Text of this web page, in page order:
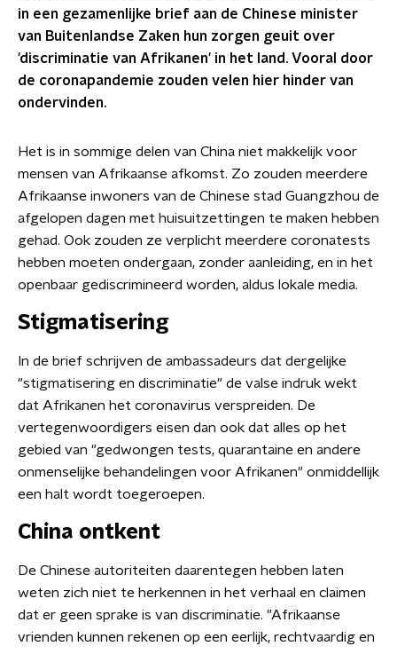
in een gezamenlijke brief aan de Chinese minister
van Buitenlandse Zaken hun zorgen geuit over
'discriminatie van Afrikanen' in het land. Vooral door
de coronapandemie zouden velen hier hinder van
ondervinden.
Het is in sommige delen van China niet makkelijk voor
mensen van Afrikaanse afkomst. Zo zouden meerdere
Afrikaanse inwoners van de Chinese stad Guangzhou de
afgelopen dagen met huisuitzettingen te maken hebben
gehad. Ook zouden ze verplicht meerdere coronatests
hebben moeten ondergaan, zonder aanleiding, en in het
openbaar gediscrimineerd worden, aldus lokale media.
Stigmatisering
In de brief schrijven de ambassadeurs dat dergelijke
"stigmatisering en discriminatie" de valse indruk wekt
dat Afrikanen het coronavirus verspreiden. De
vertegenwoordigers eisen dan ook dat alles op het
gebied van "gedwongen tests, quarantaine en andere
onmenselijke behandelingen voor Afrikanen" onmiddellijk
een halt wordt toegeroepen.
China ontkent
De Chinese autoriteiten daarentegen hebben laten
weten zich niet te herkennen in het verhaal en claimen
dat er geen sprake is van discriminatie. "Afrikaanse
vrienden kunnen rekenen op een eerlijk, rechtvaardig en